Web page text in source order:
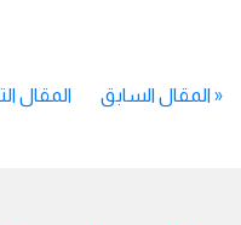
«المقال السابق المقال